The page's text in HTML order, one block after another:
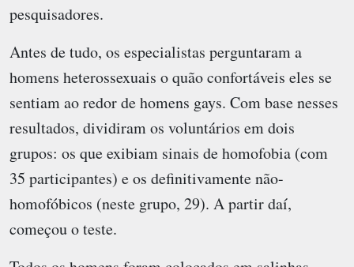
pesquisadores.
Antes de tudo, os especialistas perguntaram a
homens heterossexuais o quão confortáveis eles se
sentiam ao redor de homens gays. Com base nesses
resultados, dividiram os voluntários em dois
grupos: os que exibiam sinais de homofobia (com
35 participantes) e os definitivamente não-
homofóbicos (neste grupo, 29). A partir daí,
começou o teste.